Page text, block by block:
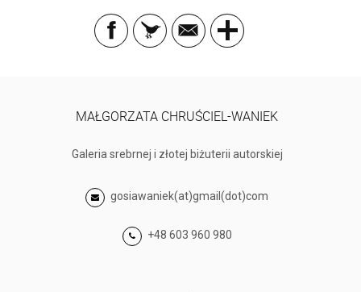
MAŁGORZATA CHRUŚCIEL-WANIEK
Galeria srebrnej i złotej biżuterii autorskiej
gosiawaniek(at)gmail(dot)com
+48 603 960 980